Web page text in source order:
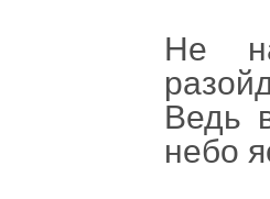
Не
Ведь
небо